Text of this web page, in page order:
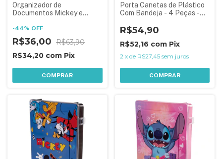
Organizador de
Documentos Mickey e
-44% OFF
R$36,00 R$63,90
R$34,20 com Pix
COMPRAR
Porta Canetas de Plástico
Com Bandeja - 4 Peças -
R$54,90
R$52,16 com Pix
2 x de R$27,45 sem juros
COMPRAR